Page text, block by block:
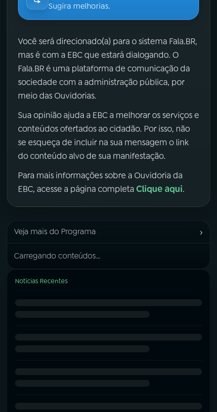
Sugira melhorias.
Você será direcionado(a) para o sistema Fala.BR,
mas é com a EBC que estará dialogando. O
Fala.BR é uma plataforma de comunicação da
sociedade com a administração pública, por
meio das Ouvidorias.
Sua opinião ajuda a EBC a melhorar os serviços e
conteúdos ofertados ao cidadão. Por isso, não
se esqueça de incluir na sua mensagem o link
do conteúdo alvo de sua manifestação.
Para mais informações sobre a Ouvidoria da
EBC, acesse a página completa Clique aqui.
Veja mais do Programa ›
Carregando conteúdos...
Notícias Recentes